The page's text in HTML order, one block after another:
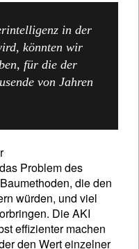
in der
könnten wir
für die der
von Jahren
Problem des
die den
würden, und viel
Die AKI
effizienter machen
den Wert einzelner